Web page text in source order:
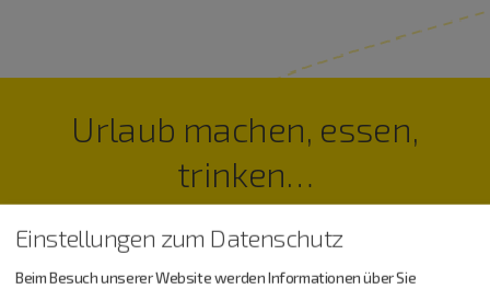
Urlaub machen, essen,
trinken…
Einstellungen zum Datenschutz
Beim Besuch unserer Website werden Informationen über Sie